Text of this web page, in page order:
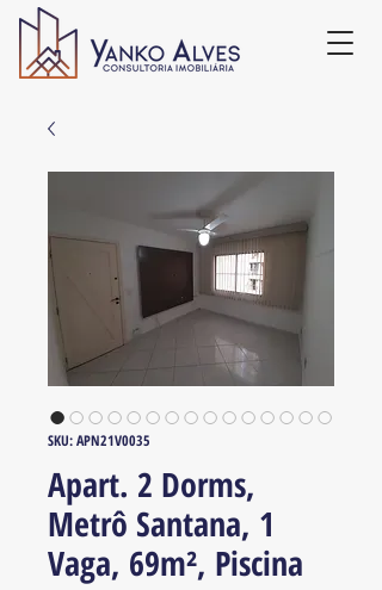
SKU: APN21V0035
Apart. 2 Dorms,
Metrô Santana, 1
Vaga, 69m², Piscina